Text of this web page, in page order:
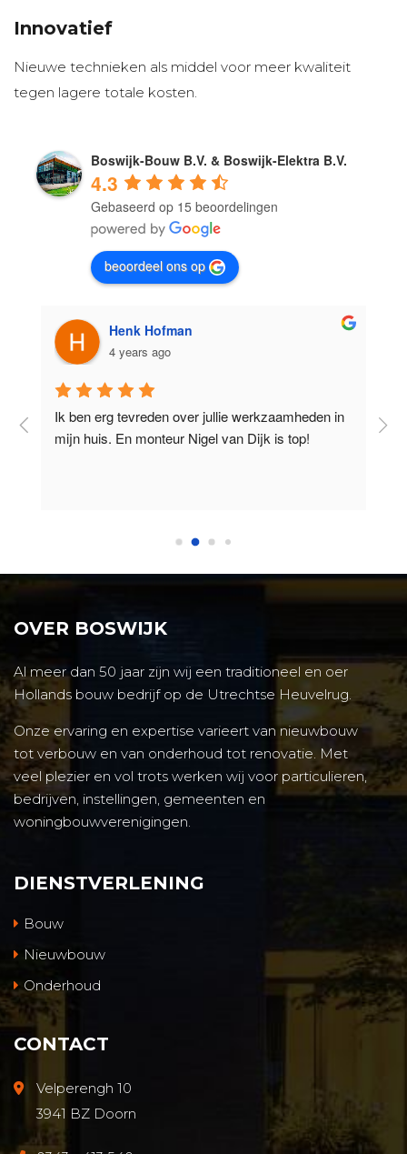
Innovatief
Nieuwe technieken als middel voor meer kwaliteit
tegen lagere totale kosten.
Boswijk-Bouw B.V. & Boswijk-Elektra B.V.
4.3
Gebaseerd op 15 beoordelingen
beoordeel ons op
Henk Hofman
4 years ago
Ik ben erg tevreden over jullie werkzaamheden in
mijn huis. En monteur Nigel van Dijk is top!
OVER BOSWIJK
Al meer dan 50 jaar zijn wij een traditioneel en oer
Hollands bouw bedrijf op de Utrechtse Heuvelrug.
Onze ervaring en expertise varieert van nieuwbouw
tot verbouw en van onderhoud tot renovatie. Met
veel plezier en vol trots werken wij voor particulieren,
bedrijven, instellingen, gemeenten en
woningbouwverenigingen.
DIENSTVERLENING
Bouw
Nieuwbouw
Onderhoud
CONTACT
Velperengh 10
3941 BZ Doorn